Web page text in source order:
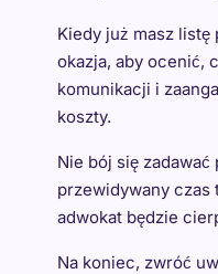
Kiedy już masz listę
okazja, aby ocenić,
komunikacji i
koszty.
Nie bój się
przewidywany czas
adwokat będzie
Na koniec, zwróć